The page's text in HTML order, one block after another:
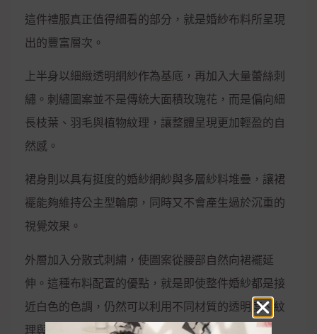
這件禮服真正值得細看的部分，就是婚紗布料所呈現
出的豐富層次。
上半身以細緻透明網紗作為基底，再加入大量蕾絲刺
繡。刺繡圖案並不是傳統大面積玫瑰花，而是偏向細
長枝葉、羽毛與植物紋理，讓整體呈現更加輕盈的自
然感。
裙身則以具有挺度的婚紗網紗與多層紗料堆疊，讓裙
襬能夠維持公主型輪廓，同時又不會產生過於沉重的
視覺效果。
外層加入分散式刺繡，使圖案從腰部自然向裙襬延
伸。這種布料配置的優點，就是即使整件婚紗都是接
近白色的色調，仍然可以利用不同材質的透明度、紋
理與光澤創造層次。